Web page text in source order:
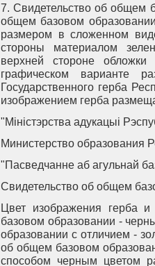
7. Свидетельство об общем
общем базовом
размером в сложенном
стороны материалом
верхней стороне
графическом варианте
Государственного герба
изображением герба
"Мiнiстэрства адукацыi
Министерство образования
"Пасведчанне аб агульнай
Свидетельство об общем
Цвет изображения герба
базовом образовании -
образовании с отличием -
об общем базовом
способом черным цветом